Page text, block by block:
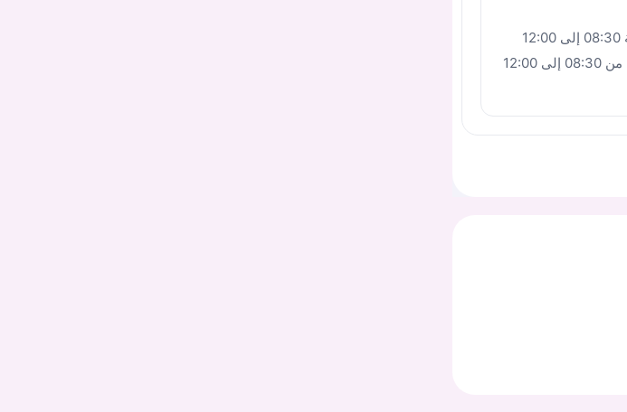
تفتح العيادة فترتين (صباحية ومسائية) أيام الإثنين والثلاثاء والخميس من الساعة 08:30 إلى 12:00
ومن الساعة 16:00 إلى 18:00، ويومي الأربعاء والجمعة تفتح فترة صباحية فقط من 08:30 إلى 12:00